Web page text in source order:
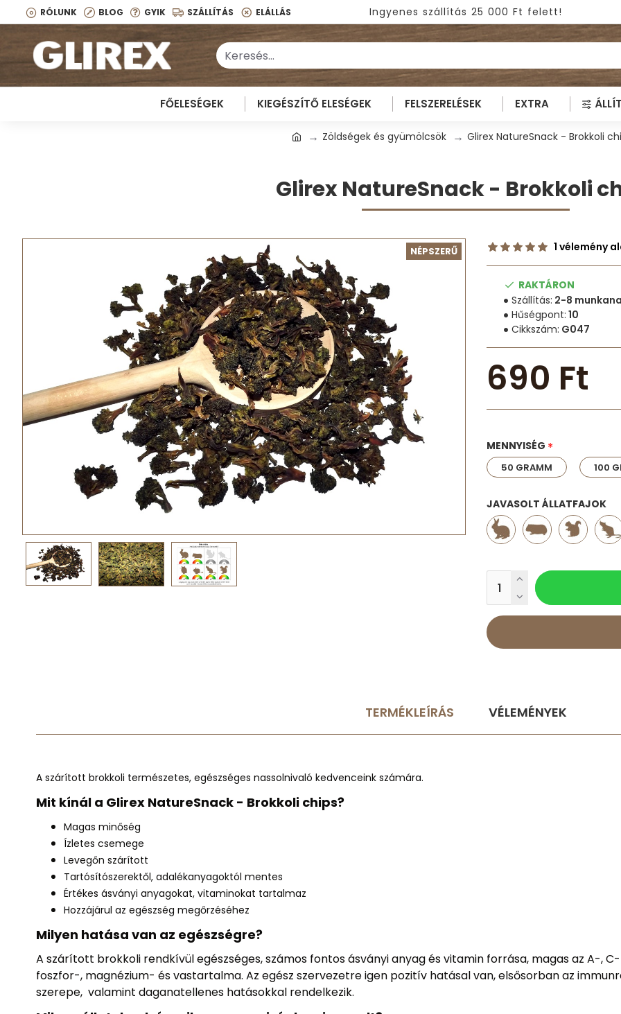
RÓLUNK BLOG GYIK SZÁLLÍTÁS ELÁLLÁS Ingyenes szállítás 25 000 Ft felett!
FŐELESÉGEK KIEGÉSZÍTŐ ELESÉGEK FELSZERELÉSEK EXTRA
Zöldségek és gyümölcsök Glirex NatureSnack - Brokkoli
Glirex NatureSnack - Brokkoli
NÉPSZERŰ
RAKTÁRON
Hűségpont: 10
Cikkszám: G047
Szállítás: 2-8
1 vélemény
690 Ft
MENNYISÉG
50 GRAMM 100
JAVASOLT ÁLLATFAJOK
TERMÉKLEÍRÁS VÉLEMÉNYEK
A szárított brokkoli természetes, egészséges nassolnivaló kedvenceink számára.
Mit kínál a Glirex NatureSnack - Brokkoli chips?
Magas minőség
Ízletes csemege
Levegőn szárított
Tartósítószerektől, adalékanyagoktól mentes
Értékes ásványi anyagokat, vitaminokat tartalmaz
Hozzájárul az egészség megőrzéséhez
Milyen hatása van az egészségre?
A szárított brokkoli rendkívülegészséges,számos fontos ásványi anyag és vitamin forrása, magasaz A-,
foszfor-, magnézium- és vastartalma. Az egész szervezetre igen pozitív hatásal van, elsősorbanaz
szerepe, valamint daganatellenes hatásokkal rendelkezik.